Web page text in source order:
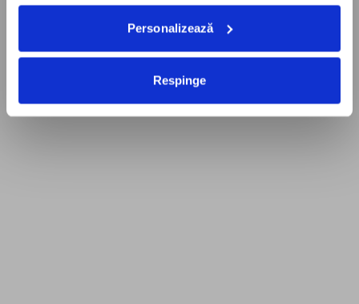
Personalizează
Respinge